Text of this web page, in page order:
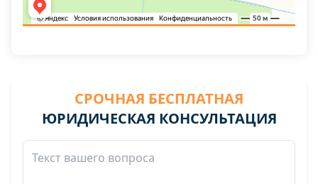
СРОЧНАЯ БЕСПЛАТНАЯ
ЮРИДИЧЕСКАЯ КОНСУЛЬТАЦИЯ